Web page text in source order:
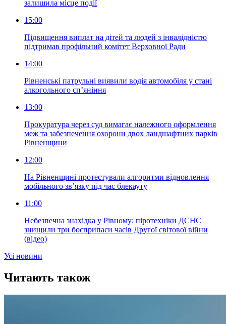
залишила місце події
15:00
Підвищення виплат на дітей та людей з інвалідністю
підтримав профільний комітет Верховної Ради
14:00
Рівненські патрульні виявили водія автомобіля у стані
алкогольного сп’яніння
13:00
Прокуратура через суд вимагає належного оформлення
меж та забезпечення охорони двох ландшафтних парків
Рівненщини
12:00
На Рівненщині протестували алгоритми відновлення
мобільного зв’язку під час блекауту
11:00
Небезпечна знахідка у Рівному: піротехніки ДСНС
знищили три боєприпаси часів Другої світової війни
(відео)
Усi новини
Читають також